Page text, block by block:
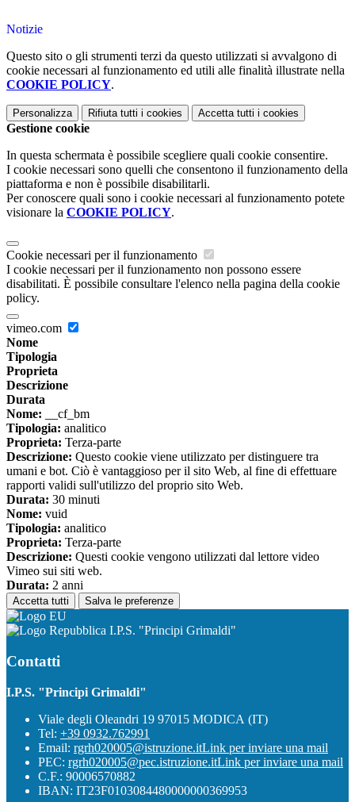
Notizie
Questo sito o gli strumenti terzi da questo utilizzati si avvalgono di
cookie necessari al funzionamento ed utili alle finalità illustrate nella
COOKIE POLICY.
Personalizza Rifiuta tutti i cookies Accetta tutti i cookies
Gestione cookie
In questa schermata è possibile scegliere quali cookie consentire.
I cookie necessari sono quelli che consentono il funzionamento della
piattaforma e non è possibile disabilitarli.
Per conoscere quali sono i cookie necessari al funzionamento potete
visionare la COOKIE POLICY.
Cookie necessari per il funzionamento
I cookie necessari per il funzionamento non possono essere
disabilitati. È possibile consultare l'elenco nella pagina della cookie
policy.
vimeo.com
Nome
Tipologia
Proprieta
Descrizione
Durata
Nome: __cf_bm
Tipologia: analitico
Proprieta: Terza-parte
Descrizione: Questo cookie viene utilizzato per distinguere tra
umani e bot. Ciò è vantaggioso per il sito Web, al fine di effettuare
rapporti validi sull'utilizzo del proprio sito Web.
Durata: 30 minuti
Nome: vuid
Tipologia: analitico
Proprieta: Terza-parte
Descrizione: Questi cookie vengono utilizzati dal lettore video
Vimeo sui siti web.
Durata: 2 anni
Accetta tutti Salva le preferenze
I.P.S. "Principi Grimaldi"
Contatti
I.P.S. "Principi Grimaldi"
Viale degli Oleandri 19 97015 MODICA (IT)
Tel: +39 0932.762991
Email: rgrh020005@istruzione.itLink per inviare una mail
PEC: rgrh020005@pec.istruzione.itLink per inviare una mail
C.F.: 90006570882
IBAN: IT23F0103084480000000369953